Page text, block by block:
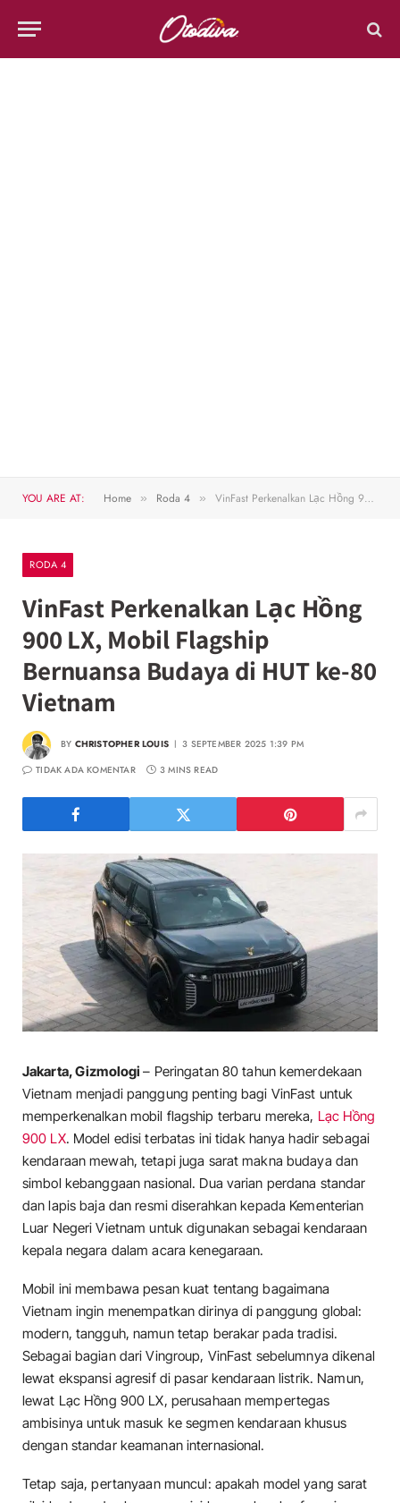
YOU ARE AT: Home » Roda 4 » VinFast Perkenalkan Lạc Hồng 900 LX, Mobil Flagship Bernuansa Budaya di HUT ke-80 Vietnam
RODA 4
VinFast Perkenalkan Lạc Hồng
900 LX, Mobil Flagship
Bernuansa Budaya di HUT ke-80
Vietnam
BY CHRISTOPHER LOUIS
3 SEPTEMBER 2025 1:39 PM
TIDAK ADA KOMENTAR
3 MINS READ
Jakarta, Gizmologi– Peringatan 80 tahun kemerdekaan
Vietnam menjadi panggung penting bagi VinFast untuk
memperkenalkan mobil flagship terbaru mereka, Lạc Hồng
900 LX. Model edisi terbatas ini tidak hanya hadir sebagai
kendaraan mewah, tetapi juga sarat makna budaya dan
simbol kebanggaan nasional. Dua varian perdana standar
dan lapis baja dan resmi diserahkan kepada Kementerian
Luar Negeri Vietnam untuk digunakan sebagai kendaraan
kepala negara dalam acara kenegaraan.
Mobil ini membawa pesan kuat tentang bagaimana
Vietnam ingin menempatkan dirinya di panggung global:
modern, tangguh, namun tetap berakar pada tradisi.
Sebagai bagian dari Vingroup, VinFast sebelumnya dikenal
lewat ekspansi agresif di pasar kendaraan listrik. Namun,
lewat Lạc Hồng 900 LX, perusahaan mempertegas
ambisinya untuk masuk ke segmen kendaraan khusus
dengan standar keamanan internasional.
Tetap saja, pertanyaan muncul: apakah model yang sarat